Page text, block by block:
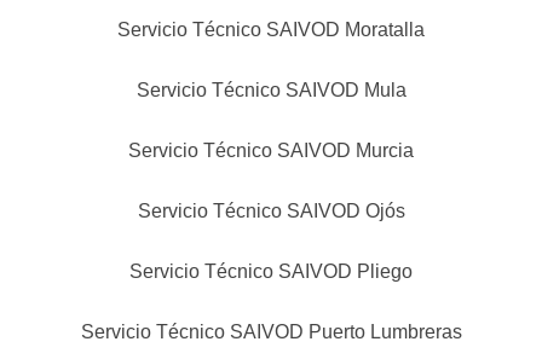
Servicio Técnico SAIVOD Moratalla
Servicio Técnico SAIVOD Mula
Servicio Técnico SAIVOD Murcia
Servicio Técnico SAIVOD Ojós
Servicio Técnico SAIVOD Pliego
Servicio Técnico SAIVOD Puerto Lumbreras